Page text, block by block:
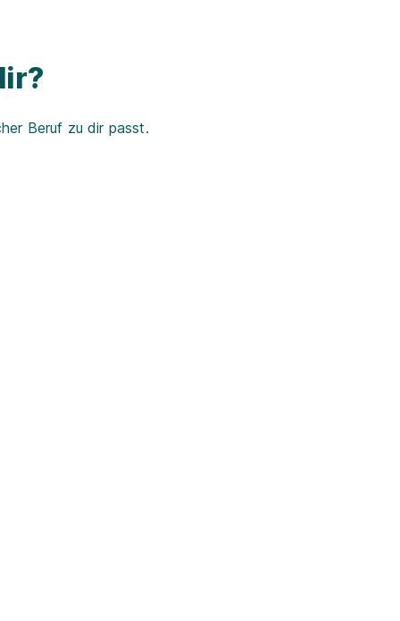
Beruf zu dir passt.